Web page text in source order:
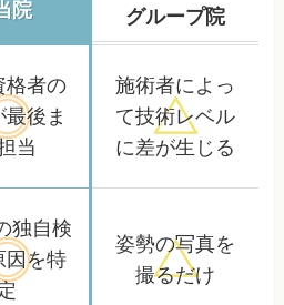
院 グループ院
格者の
最後ま
当
施術者によっ
て技術レベル
に差が生じる
独自検
因を特
姿勢の写真を
撮るだけ